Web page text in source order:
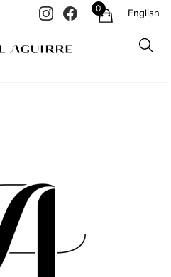
0 English